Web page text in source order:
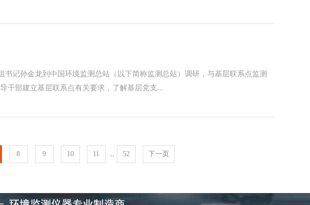
孙金龙到中国环境监测总站（以下简称监测总站）调研，与基层联系点监测
干部建立基层联系点有关要求，了解基层党支...
8 9 10 11 .. 52 下一页